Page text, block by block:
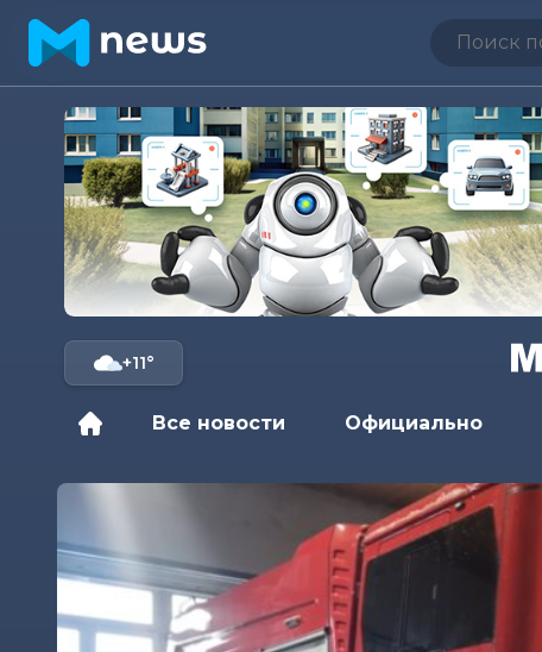
+11°
Все новости Официально